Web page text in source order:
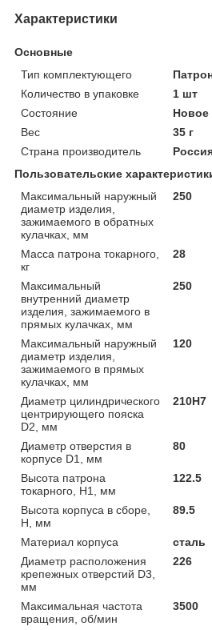
Характеристики
Основные
Тип комплектующего
Количество в упаковке
1 шт
Состояние
Новое
Вес
35 г
Страна производитель
Пользовательские
Максимальный наружный
диаметр изделия,
зажимаемого в обратных
кулачках, мм
250
Масса патрона токарного,
кг
28
Максимальный
внутренний диаметр
изделия, зажимаемого в
прямых кулачках, мм
250
Максимальный наружный
диаметр изделия,
зажимаемого в прямых
кулачках, мм
120
Диаметр цилиндрического
центрирующего пояска
D2, мм
210Н7
Диаметр отверстия в
корпусе D1, мм
80
Высота патрона
токарного, Н1, мм
122.5
Высота корпуса в сборе,
Н, мм
89.5
Материал корпуса
сталь
Диаметр расположения
крепежных отверстий D3,
мм
226
Максимальная частота
вращения, об/мин
3500